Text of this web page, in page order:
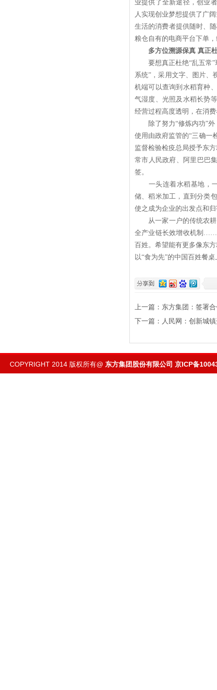
业提供了全新途径，创业
人实现创业梦想提供了广
生活的消费者提供随时、
粮仓自有的电商平台下单
多方位溯源保真 真正
要想真正杜绝“乱五常”
系统”，采用文字、图片、
机端可以查询到水稻育种
气湿度、光照及水稻长势
经营过程高度透明，在消
除了努力“修炼内功”外
使用由政府监管的“三确一
监督检验检疫总局授予东
常市人民政府、阿里巴巴
签。
一头连着水稻基地，一
储、稻米加工，直到分类
使之成为企业的出发点和
从一家一户的传统农耕
全产业链长效增收机制……
百姓。希望能有更多像东
以“食为先”的中国百姓餐
上一篇： 东方集团：签署
下一篇： 人民网：创新城
COPYRIGHT 2014 版权所有@ 东方集团股份有限公司 京ICP备